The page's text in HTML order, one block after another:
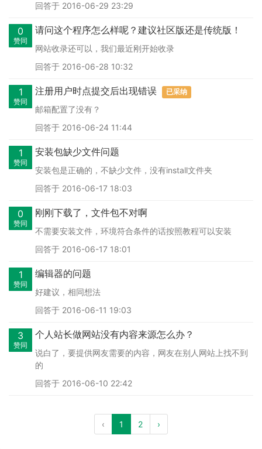
回答于 2016-06-29 23:29
0
赞同
请问这个程序怎么样呢？建议社区版还是传统版！
网站收录还可以，我们最近刚开始收录
回答于 2016-06-28 10:32
1
赞同
注册用户时点提交后出现错误 已采纳
邮箱配置了没有？
回答于 2016-06-24 11:44
1
赞同
安装包缺少文件问题
安装包是正确的，不缺少文件，没有install文件夹
回答于 2016-06-17 18:03
0
赞同
刚刚下载了，文件包不对啊
不需要安装文件，环境符合条件的话按照教程可以安装
回答于 2016-06-17 18:01
1
赞同
编辑器的问题
好建议，相同想法
回答于 2016-06-11 19:03
3
赞同
个人站长做网站没有内容来源怎么办？
说白了，要提供网友需要的内容，网友在别人网站上找不到
的
回答于 2016-06-10 22:42
‹ 1 2 ›